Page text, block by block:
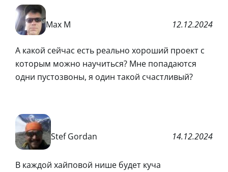
Max M 12.12.2024
А какой сейчас есть реально хороший проект с
которым можно научиться? Мне попадаются
одни пустозвоны, я один такой счастливый?
Stef Gordan 14.12.2024
В каждой хайповой нише будет куча